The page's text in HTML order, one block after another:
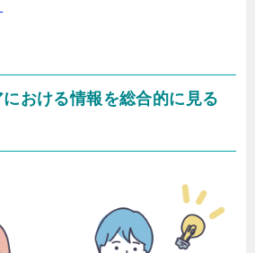
おける情報を総合的に見る